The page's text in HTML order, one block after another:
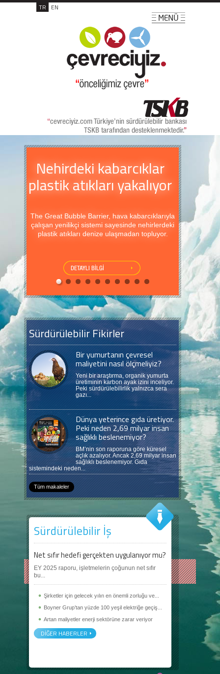
TR EN
Nehirdeki kabarcıklar
plastik atıkları yakalıyor
The Great Bubble Barrier, hava kabarcıklarıyla
çalışan yenilikçi sistemi sayesinde nehirlerdeki
plastik atıkları denize ulaşmadan topluyor.
Sürdürülebilir Fikirler
Bir yumurtanın çevresel
maliyetini nasıl ölçmeliyiz?
Yeni bir araştırma, organik yumurta
üretiminin karbon ayak izini inceliyor.
Peki sürdürülebilirlik yalnızca sera
gazı...
Dünya yeterince gıda üretiyor.
Peki neden 2,69 milyar insan
sağlıklı beslenemiyor?
BM’nin son raporuna göre küresel
açlık azalıyor. Ancak 2,69 milyar insan
sağlıklı beslenemiyor. Gıda
sistemindeki neden...
Tüm makaleler
Sürdürülebilir İş
Net sıfır hedefi gerçekten uygulanıyor mu?
EY 2025 raporu, işletmelerin çoğunun net sıfır
bu...
Şirketler için gelecek yılın en önemli zorluğu ve...
Boyner Grup’tan yüzde 100 yeşil elektriğe geçiş...
Artan maliyetler enerji sektörüne zarar veriyor
DİĞER HABERLER